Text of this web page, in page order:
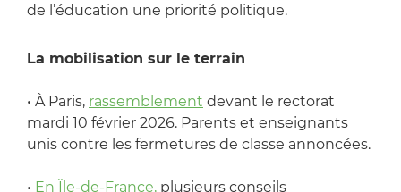
de l’éducation une priorité politique.
La mobilisation sur le terrain
• À Paris, rassemblement devant le rectorat
mardi 10 février 2026. Parents et enseignants
unis contre les fermetures de classe annoncées.
• En Île-de-France, plusieurs conseils